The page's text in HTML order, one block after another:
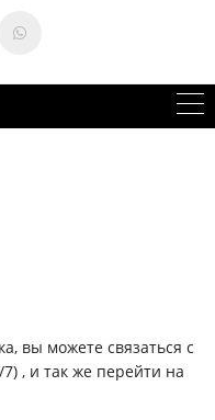
вы можете связаться с
7) , и так же перейти на